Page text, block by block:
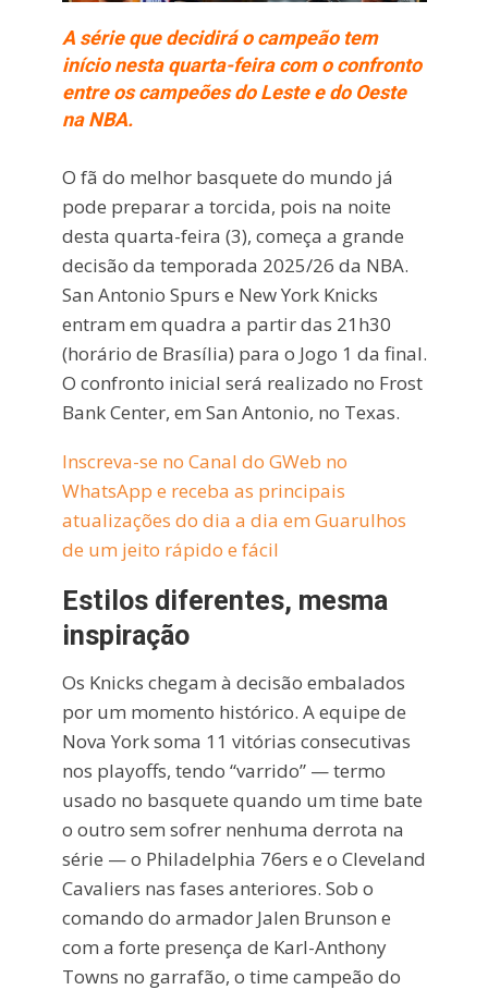
A série que decidirá o campeão tem
início nesta quarta-feira com o confronto
entre os campeões do Leste e do Oeste
na NBA.
O fã do melhor basquete do mundo já
pode preparar a torcida, pois na noite
desta quarta-feira (3), começa a grande
decisão da temporada 2025/26 da NBA.
San Antonio Spurs e New York Knicks
entram em quadra a partir das 21h30
(horário de Brasília) para o Jogo 1 da final.
O confronto inicial será realizado no Frost
Bank Center, em San Antonio, no Texas.
Inscreva-se no Canal do GWeb no
WhatsApp e receba as principais
atualizações do dia a dia em Guarulhos
de um jeito rápido e fácil
Estilos diferentes, mesma
inspiração
Os Knicks chegam à decisão embalados
por um momento histórico. A equipe de
Nova York soma 11 vitórias consecutivas
nos playoffs, tendo “varrido” — termo
usado no basquete quando um time bate
o outro sem sofrer nenhuma derrota na
série — o Philadelphia 76ers e o Cleveland
Cavaliers nas fases anteriores. Sob o
comando do armador Jalen Brunson e
com a forte presença de Karl-Anthony
Towns no garrafão, o time campeão do